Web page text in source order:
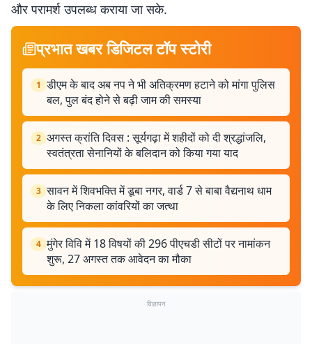
और परामर्श उपलब्ध कराया जा सके.
प्रभात खबर डिजिटल टॉप स्टोरी
1 डीएम के बाद अब नप ने भी अतिक्रमण हटाने को मांगा पुलिस
बल, पुल बंद होने से बढ़ी जाम की समस्या
2 अगस्त क्रांति दिवस : सूर्यगढ़ा में शहीदों को दी श्रद्धांजलि,
स्वतंत्रता सेनानियों के बलिदान को किया गया याद
3 सावन में शिवभक्ति में डूबा नगर, वार्ड 7 से बाबा वैद्यनाथ धाम
के लिए निकला कांवरियों का जत्था
4 मुंगेर विवि में 18 विषयों की 296 पीएचडी सीटों पर नामांकन
शुरू, 27 अगस्त तक आवेदन का मौका
विज्ञापन